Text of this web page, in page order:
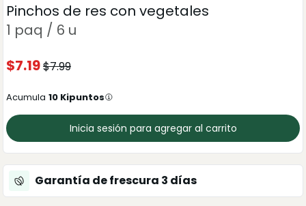
Pinchos de res con vegetales
1 paq / 6 u
$7.19$7.99
Acumula 10 Kipuntos
Inicia sesión para agregar al carrito
Garantía de frescura 3 días